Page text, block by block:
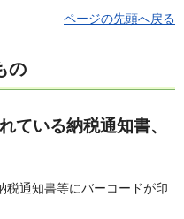
ページの先頭へ戻る
の
ている納税通知書、
通知書等にバーコードが印